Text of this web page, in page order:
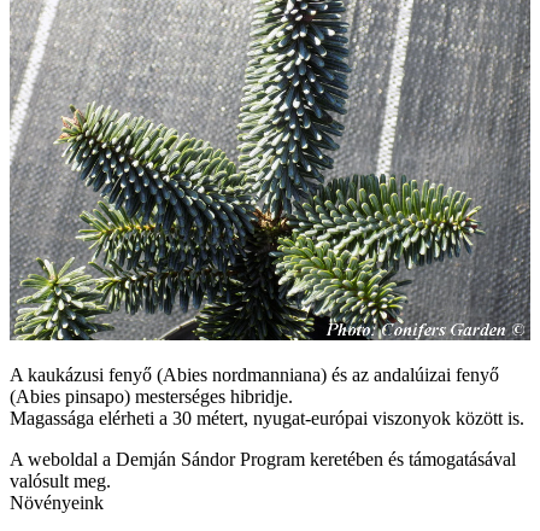
A kaukázusi fenyő (Abies nordmanniana) és az andalúizai fenyő
(Abies pinsapo) mesterséges hibridje.
Magassága elérheti a 30 métert, nyugat-európai viszonyok között is.
A weboldal a Demján Sándor Program keretében és támogatásával
valósult meg.
Növényeink